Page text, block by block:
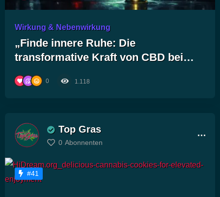
Wirkung & Nebenwirkung
„Finde innere Ruhe: Die
transformative Kraft von CBD bei
0 1.118
Top Gras
0 Abonnenten
#41